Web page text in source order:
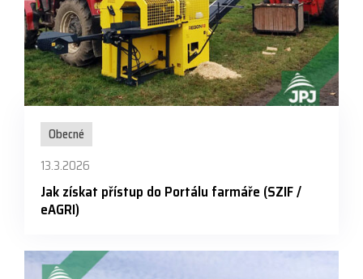
Obecné
13.3.2026
Jak získat přístup do Portálu farmáře (SZIF /
eAGRI)